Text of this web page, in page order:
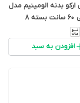
چراغ پارس ارکو بدنه الومینیم مدل
زیر کابینتی 60 سانت بسته 8
افزودن به سبد